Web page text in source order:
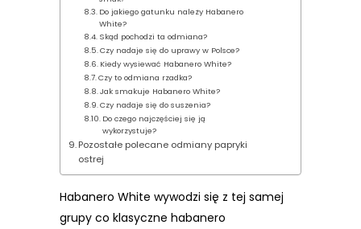
Do jakiego gatunku należy Habanero
White?
Skąd pochodzi ta odmiana?
Czy nadaje się do uprawy w Polsce?
Kiedy wysiewać Habanero White?
Czy to odmiana rzadka?
Jak smakuje Habanero White?
Czy nadaje się do suszenia?
Do czego najczęściej się ją
wykorzystuje?
Pozostałe polecane odmiany papryki
ostrej
Habanero White wywodzi się z tej samej
grupy co klasyczne habanero